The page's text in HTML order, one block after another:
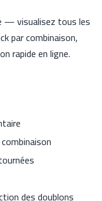
— visualisez tous les
par combinaison,
rapide en ligne.
des doublons